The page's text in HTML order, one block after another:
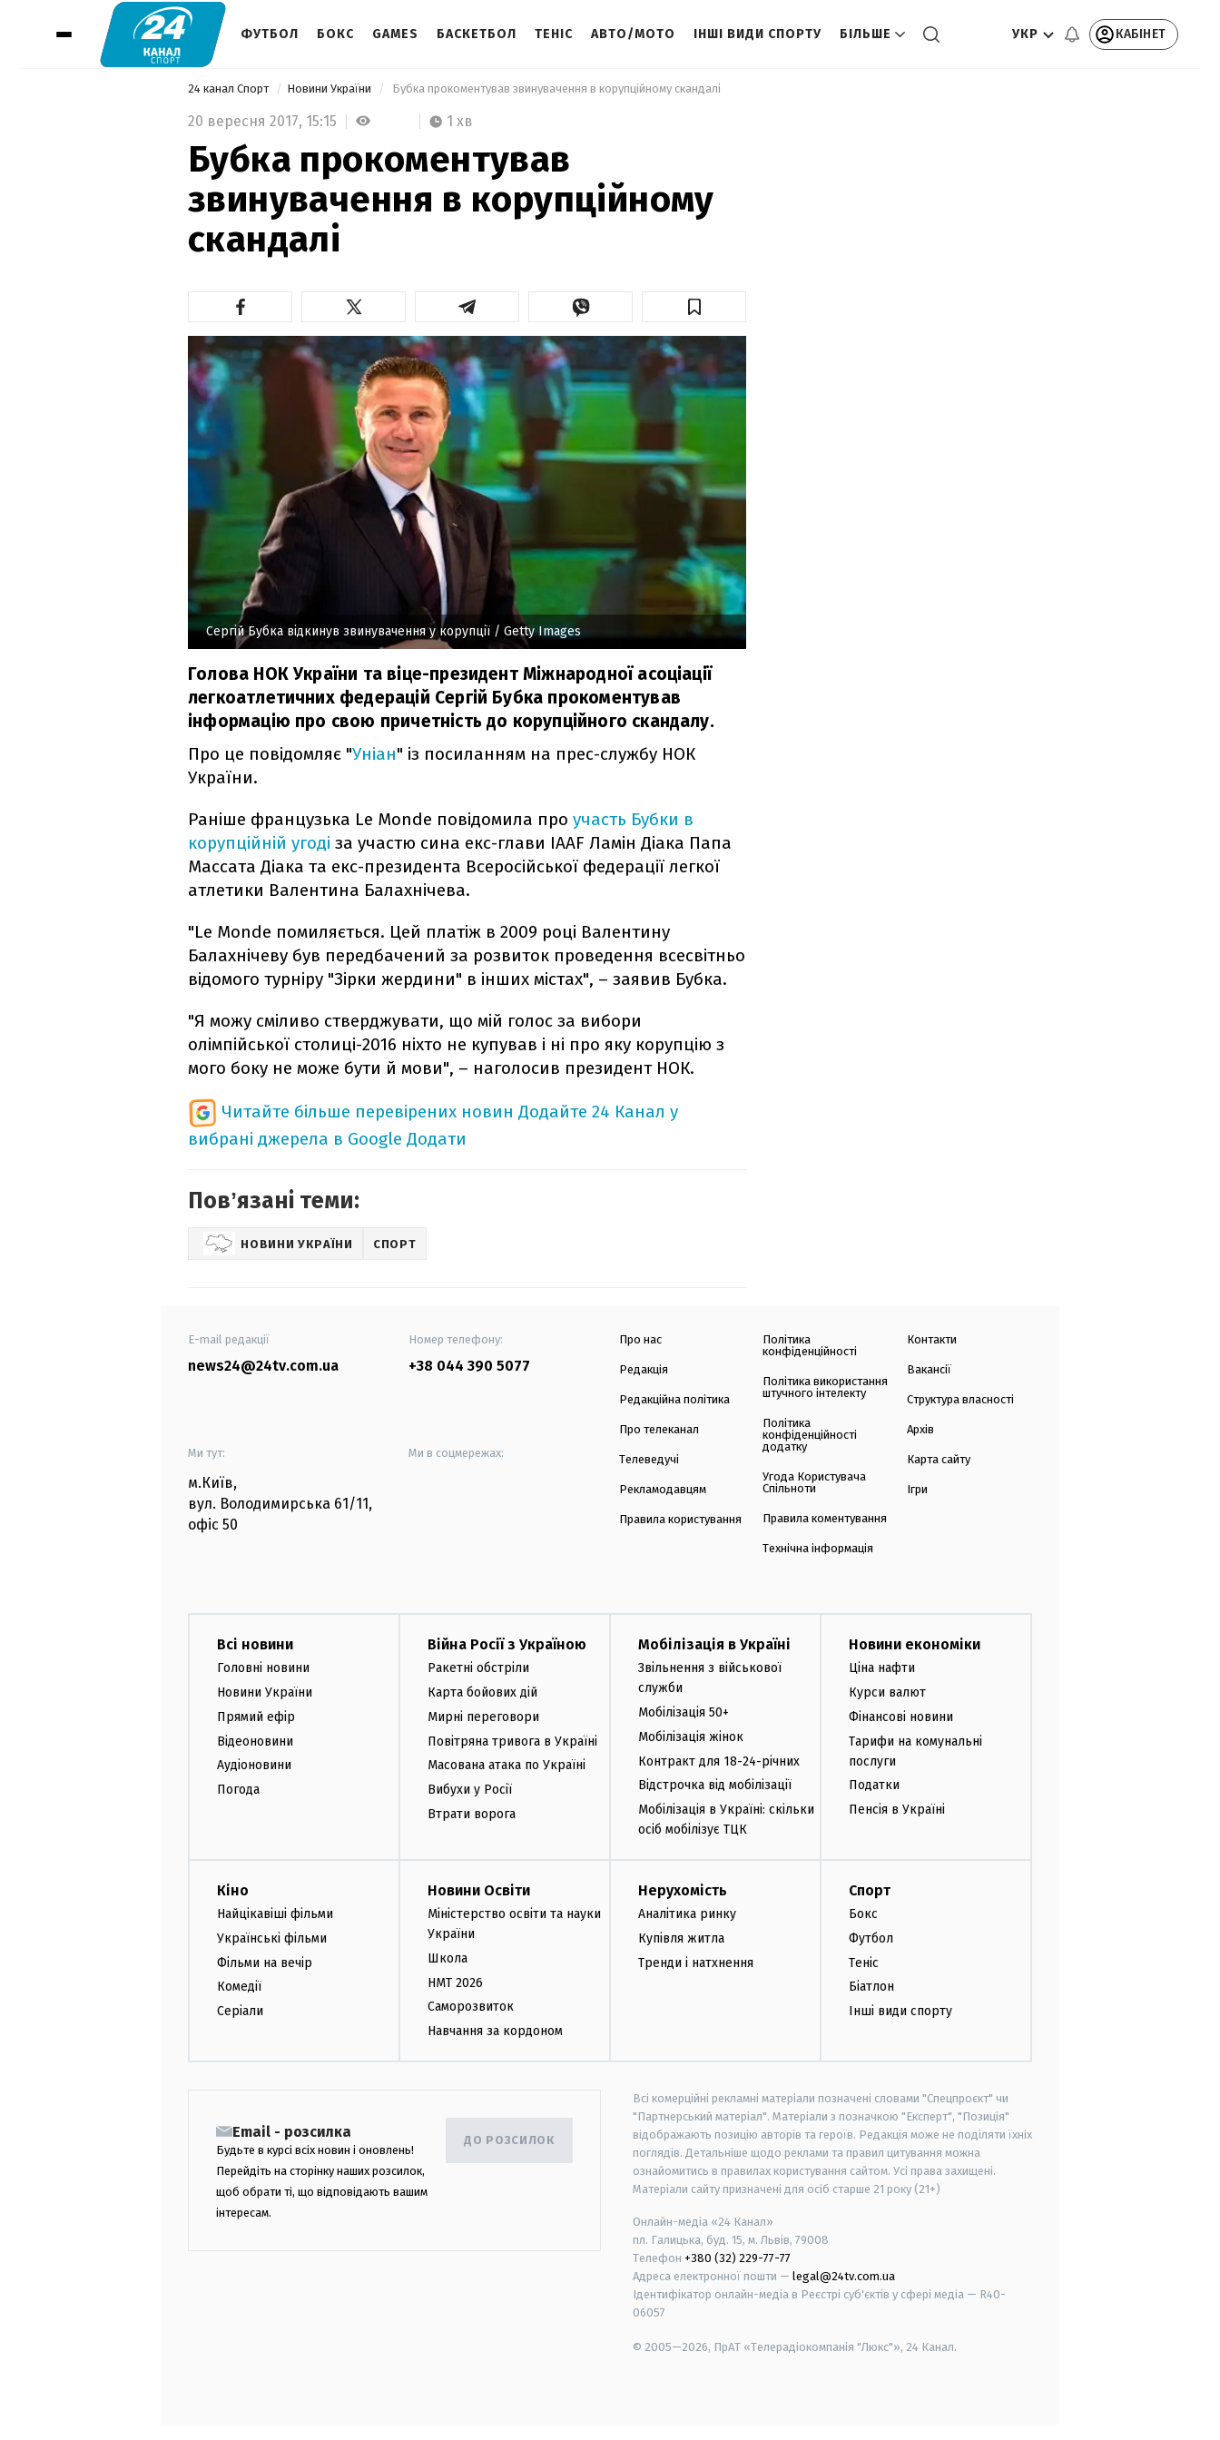
ФУТБОЛ БОКС GAMES БАСКЕТБОЛ ТЕНІС АВТО/МОТО ІНШІ ВИДИ СПОРТУ БІЛЬШЕ УКР КАБІНЕТ
24 канал Спорт Новини України Бубка прокоментував звинувачення в корупційному скандалі
20 вересня 2017, 15:15 1 хв
Бубка прокоментував
звинувачення в корупційному
скандалі
Сергій Бубка відкинув звинувачення у корупції / Getty Images
Голова НОК України та віце-президент Міжнародної асоціації
легкоатлетичних федерацій Сергій Бубка прокоментував
інформацію про свою причетність до корупційного скандалу.
Про це повідомляє "Уніан" із посиланням на прес-службу НОК
України.
Раніше французька Le Monde повідомила про участь Бубки в
корупційній угоді за участю сина екс-глави IAAF Ламін Діака Папа
Массата Діака та екс-президента Всеросійської федерації легкої
атлетики Валентина Балахнічева.
"Le Monde помиляється. Цей платіж в 2009 році Валентину
Балахнічеву був передбачений за розвиток проведення всесвітньо
відомого турніру "Зірки жердини" в інших містах", – заявив Бубка.
"Я можу сміливо стверджувати, що мій голос за вибори
олімпійської столиці-2016 ніхто не купував і ні про яку корупцію з
мого боку не може бути й мови", – наголосив президент НОК.
Читайте більше перевірених новин Додайте 24 Канал у
вибрані джерела в Google Додати
Повʼязані теми:
НОВИНИ УКРАЇНИ СПОРТ
E-mail редакції
news24@24tv.com.ua
Номер телефону:
+38 044 390 5077
Ми тут:
м.Київ,
вул. Володимирська 61/11,
офіс 50
Ми в соцмережах:
Про нас
Редакція
Редакційна політика
Про телеканал
Телеведучі
Рекламодавцям
Правила користування
Політика
конфіденційності
Політика використання
штучного інтелекту
Політика
конфіденційності
додатку
Угода Користувача
Спільноти
Правила коментування
Технічна інформація
Контакти
Вакансії
Структура власності
Архів
Карта сайту
Ігри
Всі новини
Головні новини
Новини України
Прямий ефір
Відеоновини
Аудіоновини
Погода
Війна Росії з Україною
Ракетні обстріли
Карта бойових дій
Мирні переговори
Повітряна тривога в Україні
Масована атака по Україні
Вибухи у Росії
Втрати ворога
Мобілізація в Україні
Звільнення з військової
служби
Мобілізація 50+
Мобілізація жінок
Контракт для 18-24-річних
Відстрочка від мобілізації
Мобілізація в Україні: скільки
осіб мобілізує ТЦК
Новини економіки
Ціна нафти
Курси валют
Фінансові новини
Тарифи на комунальні
послуги
Податки
Пенсія в Україні
Кіно
Найцікавіші фільми
Українські фільми
Фільми на вечір
Комедії
Серіали
Новини Освіти
Міністерство освіти та науки
України
Школа
НМТ 2026
Саморозвиток
Навчання за кордоном
Нерухомість
Аналітика ринку
Купівля житла
Тренди і натхнення
Спорт
Бокс
Футбол
Теніс
Біатлон
Інші види спорту
Email - розсилка
Будьте в курсі всіх новин і оновлень!
Перейдіть на сторінку наших розсилок,
щоб обрати ті, що відповідають вашим
інтересам.
ДО РОЗСИЛОК
Всі комерційні рекламні матеріали позначені словами "Спецпроєкт" чи
"Партнерський матеріал". Матеріали з позначкою "Експерт", "Позиція"
відображають позицію авторів та героїв. Редакція може не поділяти їхніх
поглядів. Детальніше щодо реклами та правил цитування можна
ознайомитись в правилах користування сайтом. Усі права захищені.
Матеріали сайту призначені для осіб старше 21 року (21+)
Онлайн-медіа «24 Канал»
пл. Галицька, буд. 15, м. Львів, 79008
Телефон +380 (32) 229-77-77
Адреса електронної пошти — legal@24tv.com.ua
Ідентифікатор онлайн-медіа в Реєстрі суб'єктів у сфері медіа — R40-
06057
© 2005—2026, ПрАТ «Телерадіокомпанія "Люкс"», 24 Канал.